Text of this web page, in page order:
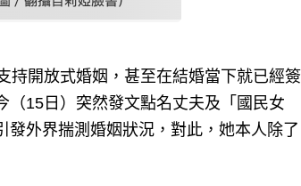
持開放式婚姻，甚至在結婚當下就已經簽
15日）突然發文點名丈夫及「國民女
外界揣測婚姻狀況，對此，她本人除了